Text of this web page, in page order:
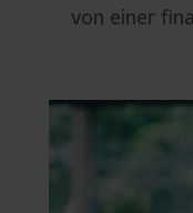
von einer